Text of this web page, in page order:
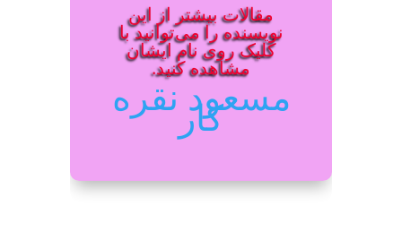
مقالات بیشتر از این
نویسنده را می‌توانید با
کلیک روی نام ایشان
مشاهده کنید.
مسعود نقره
کار